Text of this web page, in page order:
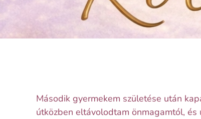
Második gyermekem születése után
útközben eltávolodtam önmagamtól,